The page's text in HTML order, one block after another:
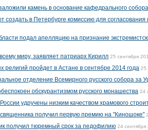
камень в основание кафедрального собора
создать в Петербурге комиссию для
подал апелляцию на признание
миру, заявляет патриарх Кирилл 25 сентября
религий пройдет в Астане в сентябре 2014 года 25
отделение Всемирного русского собора за
обскурантизмом русского монашества 24
удручены низким качеством храмового
получил первую премию на "Киношоке"
получил тюремный срок за педофилию 24 сентября